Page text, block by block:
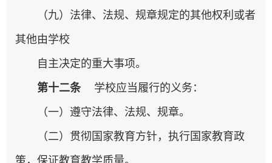
（九）法律、法规、规章规定的其他权利或者
其他由学校
自主决定的重大事项。
第十二条 学校应当履行的义务：
（一）遵守法律、法规、规章。
（二）贯彻国家教育方针，执行国家教育政
策，保证教育教学质量。